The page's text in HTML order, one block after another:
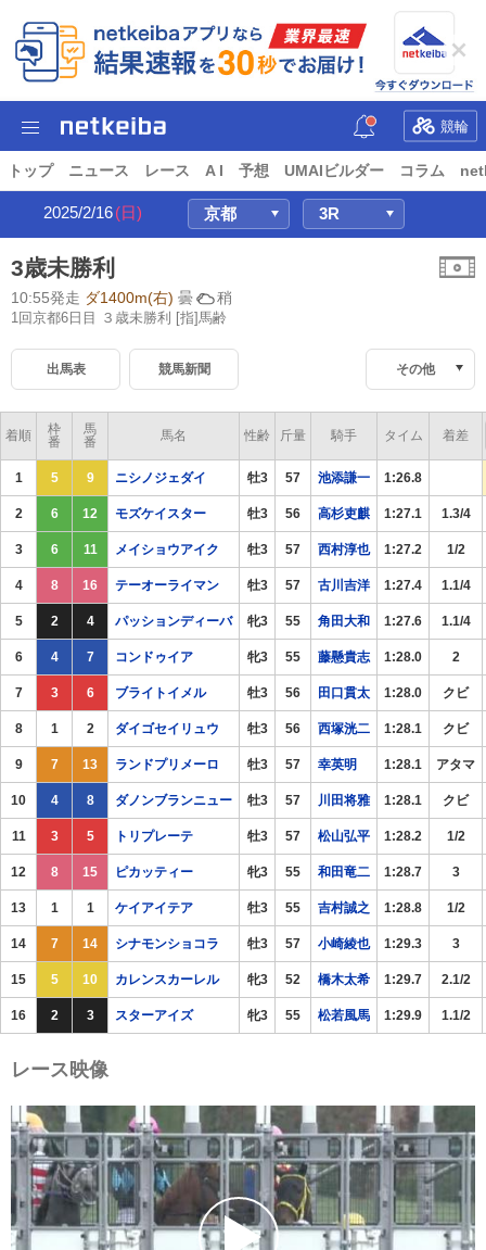
競輪
トップ ニュース レース A I 予想 UMAIビルダー コラム
2025/2/16(日)
3歳未勝利
10:55発走 ダ1400m(右) 曇 稍
1回京都6日目 ３歳未勝利 [指]馬齢
出馬表 競馬新聞 その他
着順
枠
番
馬
番
馬名 性齢 斤量 騎手 タイム 着差
1 5 9 ニシノジェダイ 牡3 57 池添謙一 1:26.8
2 6 12 モズケイスター 牡3 56 高杉吏麒 1:27.1 1.3/4
3 6 11 メイショウアイク 牡3 57 西村淳也 1:27.2 1/2
4 8 16 テーオーライマン 牡3 57 古川吉洋 1:27.4 1.1/4
5 2 4 パッションディーバ 牝3 55 角田大和 1:27.6 1.1/4
6 4 7 コンドゥイア 牝3 55 藤懸貴志 1:28.0 2
7 3 6 ブライトイメル 牡3 56 田口貫太 1:28.0 クビ
8 1 2 ダイゴセイリュウ 牡3 56 西塚洸二 1:28.1 クビ
9 7 13 ランドプリメーロ 牡3 57 幸英明 1:28.1 アタマ
10 4 8 ダノンブランニュー 牡3 57 川田将雅 1:28.1 クビ
11 3 5 トリプレーテ 牡3 57 松山弘平 1:28.2 1/2
12 8 15 ピカッティー 牝3 55 和田竜二 1:28.7 3
13 1 1 ケイアイテア 牡3 55 吉村誠之 1:28.8 1/2
14 7 14 シナモンショコラ 牡3 57 小崎綾也 1:29.3 3
15 5 10 カレンスカーレル 牝3 52 橋木太希 1:29.7 2.1/2
16 2 3 スターアイズ 牝3 55 松若風馬 1:29.9 1.1/2
レース映像